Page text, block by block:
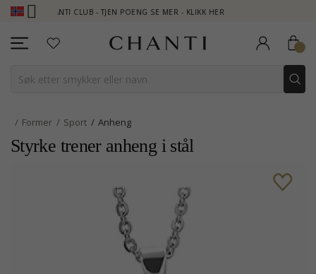
CHANTI CLUB - TJEN POENG SE MER - KLIKK HER
Former Sport Anheng
Styrke trener anheng i stål